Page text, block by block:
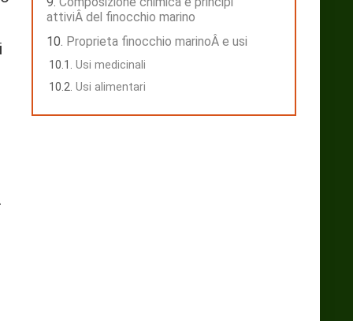
attiviÂ del finocchio marino
Proprieta finocchio marinoÂ e usi
Usi medicinali
Usi alimentari